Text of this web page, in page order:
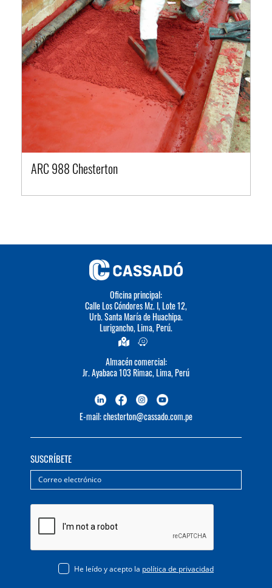
ARC 988 Chesterton
Oficina principal:
Calle Los Cóndores Mz. I, Lote 12,
Urb. Santa María de Huachipa.
Lurigancho, Lima, Perú.
Almacén comercial:
Jr. Ayabaca 103 Rimac, Lima, Perú
E-mail: chesterton@cassado.com.pe
SUSCRÍBETE
He leído y acepto la política de privacidad